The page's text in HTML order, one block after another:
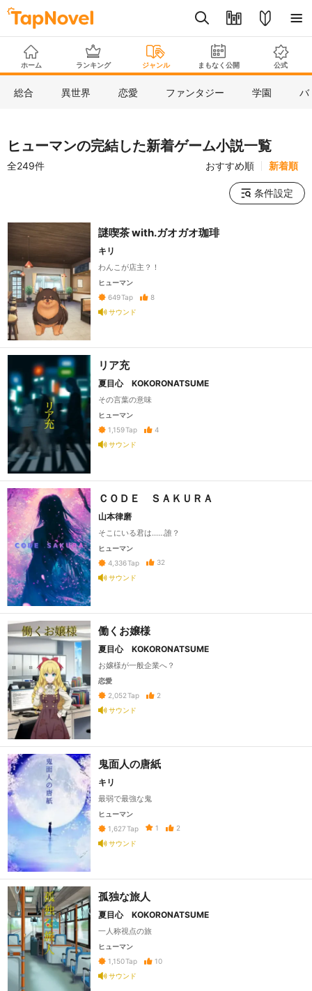
ホーム ランキング ジャンル まもなく公開 公式
総合 異世界 恋愛 ファンタジー 学園 バ
ヒューマンの完結した新着ゲーム小説一覧
全249件 おすすめ順 新着順
条件設定
謎喫茶 with.ガオガオ珈琲
キリ
わんこが店主？！
ヒューマン
649Tap
8
サウンド
リア充
夏目心 KOKORONATSUME
その言葉の意味
ヒューマン
1,159Tap
4
サウンド
ＣＯＤＥ ＳＡＫＵＲＡ
山本律磨
そこにいる君は……誰？
ヒューマン
4,336Tap
32
サウンド
働くお嬢様
夏目心 KOKORONATSUME
お嬢様が一般企業へ？
恋愛
2,052Tap
2
サウンド
鬼面人の唐紙
キリ
最弱で最強な鬼
ヒューマン
1,627 Tap 1
2
サウンド
孤独な旅人
夏目心 KOKORONATSUME
一人称視点の旅
ヒューマン
1,150Tap
10
サウンド